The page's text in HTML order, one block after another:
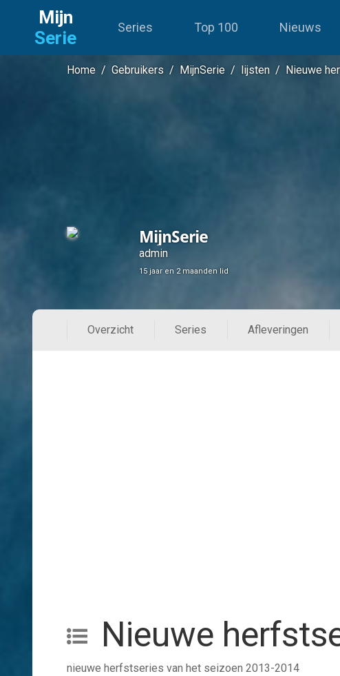
Mijn
Serie
Series Top 100 Nieuws
Home / Gebruikers / MijnSerie / lijsten / Nieuwe
MijnSerie
admin
15 jaar en 2 maanden lid
Overzicht Series Afleveringen
nieuwe herfstseries van het seizoen 2013-2014